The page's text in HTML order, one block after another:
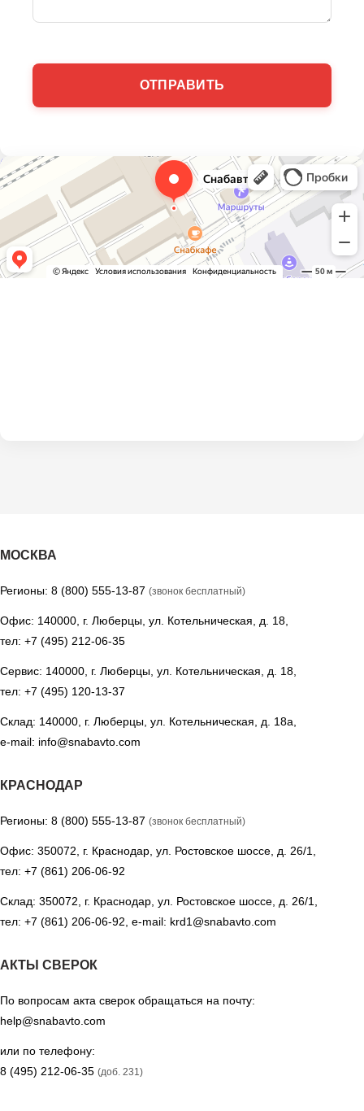
МОСКВА
Регионы: 8 (800) 555-13-87 (звонок бесплатный)
Офис: 140000, г. Люберцы, ул. Котельническая, д. 18,
тел: +7 (495) 212-06-35
Сервис: 140000, г. Люберцы, ул. Котельническая, д. 18,
тел: +7 (495) 120-13-37
Склад: 140000, г. Люберцы, ул. Котельническая, д. 18а,
e-mail: info@snabavto.com
КРАСНОДАР
Регионы: 8 (800) 555-13-87 (звонок бесплатный)
Офис: 350072, г. Краснодар, ул. Ростовское шоссе, д. 26/1,
тел: +7 (861) 206-06-92
Склад: 350072, г. Краснодар, ул. Ростовское шоссе, д. 26/1,
тел: +7 (861) 206-06-92, e-mail: krd1@snabavto.com
АКТЫ СВЕРОК
По вопросам акта сверок обращаться на почту:
help@snabavto.com
или по телефону:
8 (495) 212-06-35 (доб. 231)